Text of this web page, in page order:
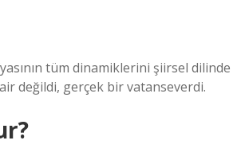
tüm dinamiklerini şiirsel dilinde
değildi, gerçek bir vatanseverdi.